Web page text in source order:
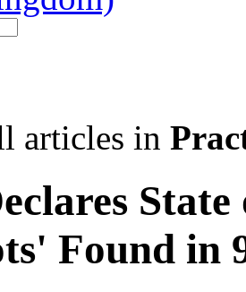
articles in
Found in